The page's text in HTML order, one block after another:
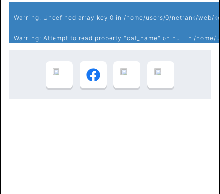
Warning: Undefined array key 0 in /home/users/0/netrank/web/
Warning: Attempt to read property "cat_name" on null in /home/